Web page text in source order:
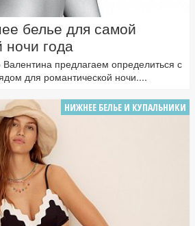
белье для самой
ночи года
предлагаем определиться с
для романтической ночи....
НИЖНЕЕ БЕЛЬЕ И КУПАЛЬНИКИ